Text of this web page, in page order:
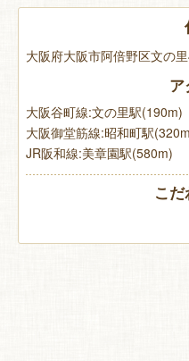
大阪府大阪市阿倍野区文の
ア
大阪谷町線:文の里駅(190m)
大阪御堂筋線:昭和町駅
JR阪和線:美章園駅(580m)
こ